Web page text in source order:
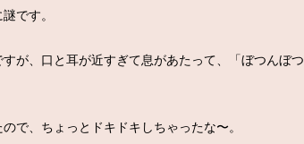
です。
が、口と耳が近すぎて息があたって、「ぼつんぼつ
で、ちょっとドキドキしちゃったな〜。